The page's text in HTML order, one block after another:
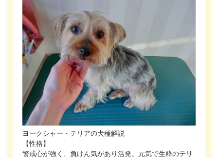
ヨークシャー・テリアの犬種解説
【性格】
警戒心が強く、負けん気があり活発。元気で生粋のテリ